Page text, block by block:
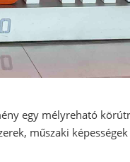
egy mélyreható
műszaki